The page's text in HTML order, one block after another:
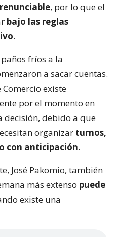
, por lo que el
bajo las reglas
.
fríos a la
a sacar cuentas.
existe
por el momento en
debido a que
organizar turnos,
con anticipación.
José Pakomio, también
más extenso puede
existe una